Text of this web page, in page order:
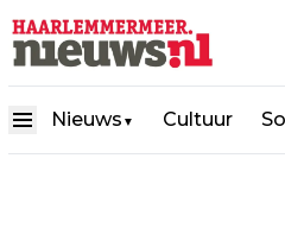
Nieuws ▼ Cultuur